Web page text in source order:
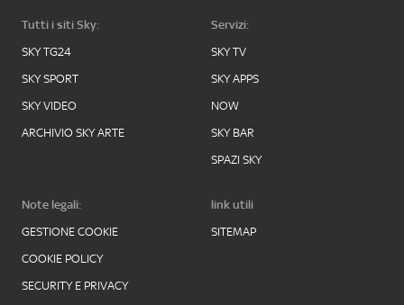
Tutti i siti Sky:
SKY TG24
SKY SPORT
SKY VIDEO
ARCHIVIO SKY ARTE
Servizi:
SKY TV
SKY APPS
NOW
SKY BAR
SPAZI SKY
Note legali:
GESTIONE COOKIE
COOKIE POLICY
SECURITY E PRIVACY
link utili
SITEMAP